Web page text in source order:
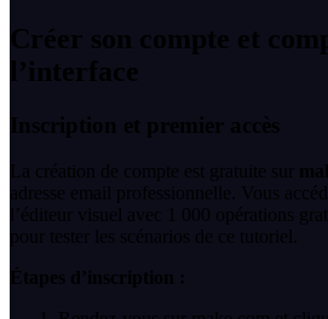
Créer son compte et
l’interface
Inscription et premier accès
La création de compte est gratuite sur
adresse email professionnelle. Vous
l’éditeur visuel avec 1 000 opérations
pour tester les scénarios de ce tutoriel.
Étapes d’inscription :